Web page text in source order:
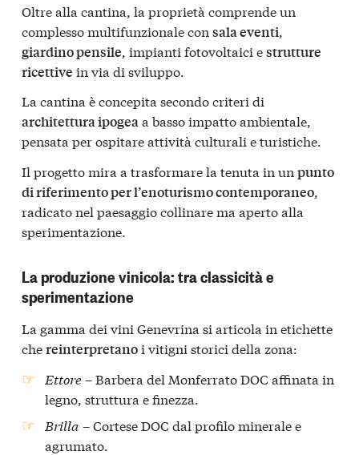
Oltre alla cantina, la proprietà comprende un
complesso multifunzionale con sala eventi
giardino pensile , impianti fotovoltaici estrutture
ricettive in via di sviluppo.
La cantina è concepita secondo criteri di
architettura ipogeaa basso impatto ambientale,
pensata per ospitare attività culturali e turistiche.
Il progetto mira a trasformare la tenuta in un punto
di riferimento per l’enoturismo contemporaneo,
radicato nel paesaggio collinare ma aperto alla
sperimentazione.
La produzione vinicola: tra classicità e
sperimentazione
La gamma dei vini Genevrina si articola in etichette
chereinterpretanoi vitigni storici della zona:
Ettore– Barbera del Monferrato DOC affinata in
legno, struttura e finezza.
Brilla – Cortese DOC dal profilo minerale e
agrumato.